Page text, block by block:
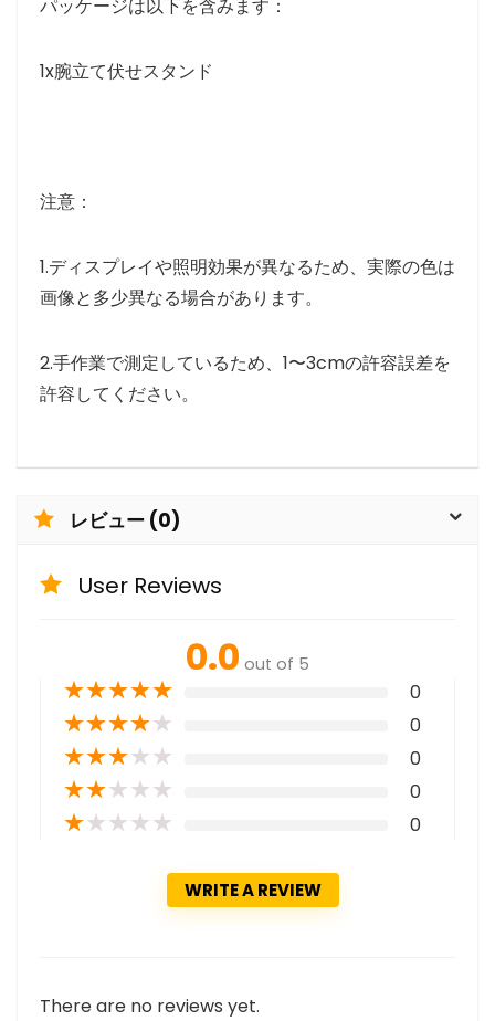
パッケージは以下を含みます：
1x腕立て伏せスタンド
注意：
1.ディスプレイや照明効果が異なるため、実際の色は
画像と多少異なる場合があります。
2.手作業で測定しているため、1〜3cmの許容誤差を
許容してください。
レビュー (0)
User Reviews
0.0 out of 5
★★★★★ 0
★★★★★ 0
★★★★★ 0
★★★★★ 0
★★★★★ 0
WRITE A REVIEW
There are no reviews yet.